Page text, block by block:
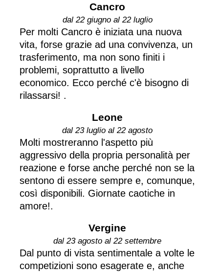
Cancro
dal 22 giugno al 22 luglio
Per molti Cancro è iniziata una nuova
vita, forse grazie ad una convivenza, un
trasferimento, ma non sono finiti i
problemi, soprattutto a livello
economico. Ecco perché c'è bisogno di
rilassarsi! .
Leone
dal 23 luglio al 22 agosto
Molti mostreranno l'aspetto più
aggressivo della propria personalità per
reazione e forse anche perché non se la
sentono di essere sempre e, comunque,
così disponibili. Giornate caotiche in
amore!.
Vergine
dal 23 agosto al 22 settembre
Dal punto di vista sentimentale a volte le
competizioni sono esagerate e, anche